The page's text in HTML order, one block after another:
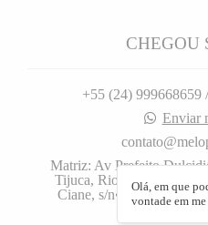
CHEGOU
+55 (24) 999668659
Enviar
Matriz: Av Prefeito
Tijuca, Rio de Janeiro,
Ciane, s/n•. Centro,
Olá, em que
vontade em